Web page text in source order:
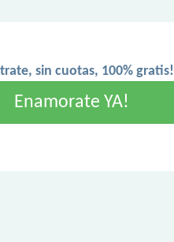
sin cuotas, 100% gratis!
Enamorate YA!